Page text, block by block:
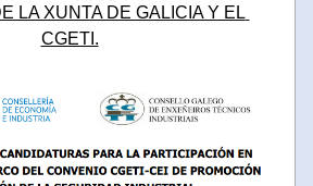
LA XUNTA DE GALICIA Y EL
CGETI.